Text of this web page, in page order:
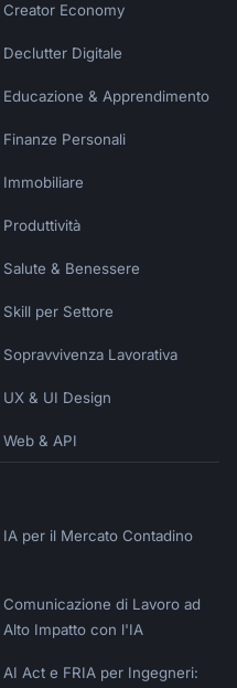
Creator Economy
Declutter Digitale
Educazione & Apprendimento
Finanze Personali
Immobiliare
Produttività
Salute & Benessere
Skill per Settore
Sopravvivenza Lavorativa
UX & UI Design
Web & API
IA per il Mercato Contadino
Comunicazione di Lavoro ad
Alto Impatto con l'IA
AI Act e FRIA per Ingegneri: